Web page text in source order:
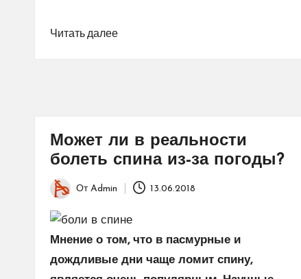
Читать далее
Может ли в реальности
болеть спина из-за погоды?
Запись
от
От Admin 13.06.2018
Мнение о том, что в пасмурные и
дождливые дни чаще ломит спину,